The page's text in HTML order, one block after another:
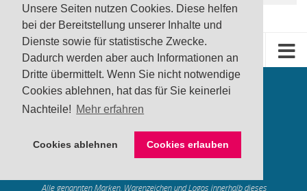
Unsere Seiten nutzen Cookies. Diese helfen
bei der Bereitstellung unserer Inhalte und
Dienste sowie für statistische Zwecke.
Dadurch werden aber auch Informationen an
Dritte übermittelt. Wenn Sie nicht notwendige
Cookies ablehnen, hat das für Sie keinerlei
Nachteile! Mehr erfahren
Cookies ablehnen Cookies erlauben
produktwarnung.eu- 2007-2026
Alle genannten Marken, Warenzeichen und Logos innerhalb dieses